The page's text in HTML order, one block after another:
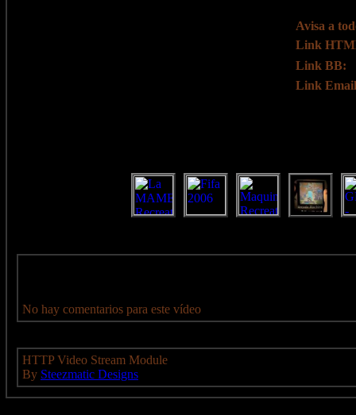
Avisa a
Link
Link BB:
Link
No hay comentarios para este vídeo
HTTP Video Stream Module
By Steezmatic Designs